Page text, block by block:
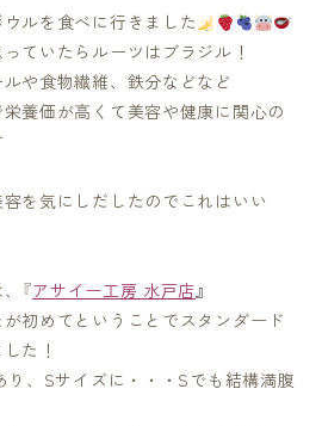
ルを食べに行きました
ていたらルーツはブラジル！
や食物繊維、鉄分などなど
養価が高くて美容や健康に関心の
を気にしだしたのでこれはいい
『アサイー工房 水戸店』
初めてということでスタンダード
た！
、Sサイズに・・・Sでも結構満腹